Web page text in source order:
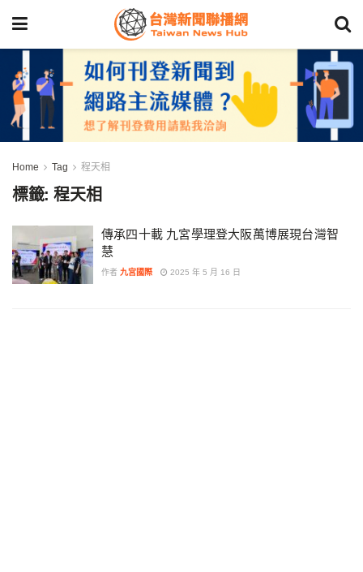
Home Tag 程天相
標籤:程天相
傳承四十載 九宮學理登大阪萬博展現台灣智
慧
作者 九宮國際 2025 年 5 月 16 日